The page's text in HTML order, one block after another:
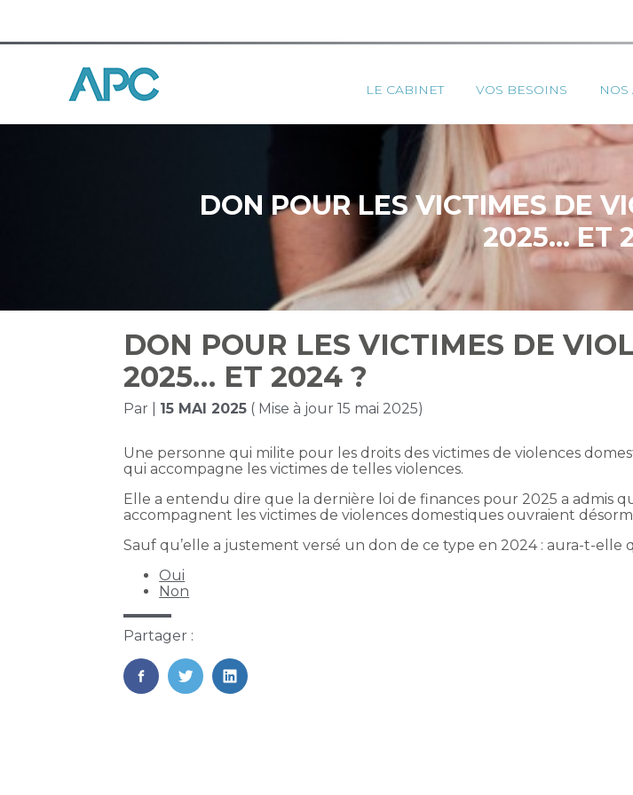
au
Principal
LE CABINET VOS BESOINS NOS
DON POUR LES VICTIMES DE
2025… ET
DON POUR LES VICTIMES DE
2025… ET 2024 ?
Par 15 MAI 2025 ( Mise à jour 15 mai 2025)
Une personne qui milite pour les droits des victimes de violences
qui accompagne les victimes de telles violences.
Elle a entendu dire que la dernière loi de finances pour 2025 a admis
accompagnent les victimes de violences domestiques ouvraient
Sauf qu’elle a justement versé un don de ce type en 2024 : aura-t-elle
Oui
Non
Partager :
FaceBook
TwitterLinkedIn